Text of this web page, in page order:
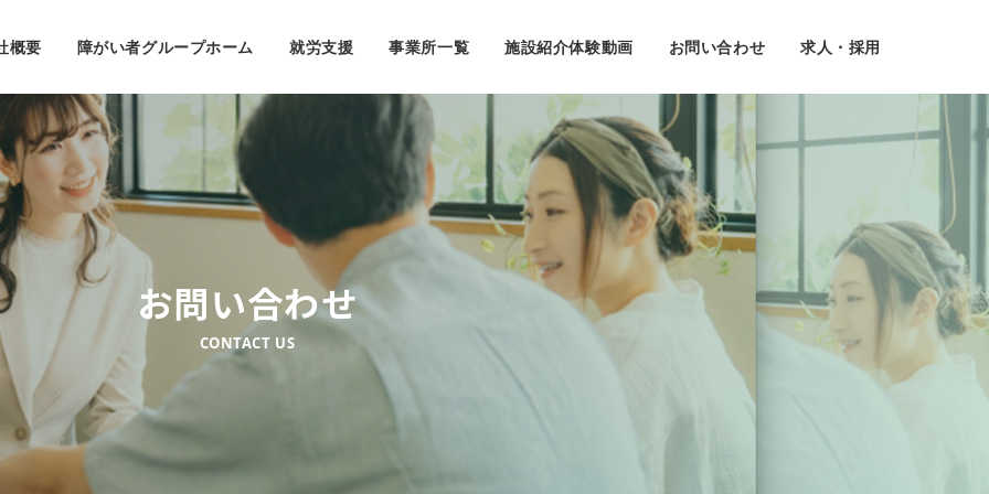
概要 障がい者グループホーム 就労支援 事業所一覧 施設紹介体験動画 お問い合わせ 求人・採用
お問い合わせ
CONTACT US